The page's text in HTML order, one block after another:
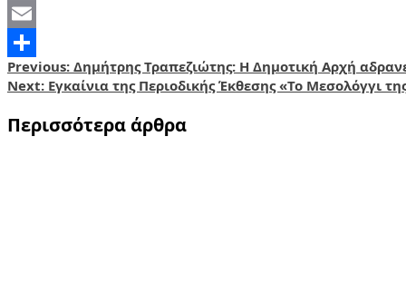
X
Email
Share
Post
navigation
Previous: Δημήτρης Τραπεζιώτης: Η Δημοτική Αρχή
Next: Εγκαίνια της Περιοδικής Έκθεσης «Το Μεσολόγγι
Περισσότερα άρθρα